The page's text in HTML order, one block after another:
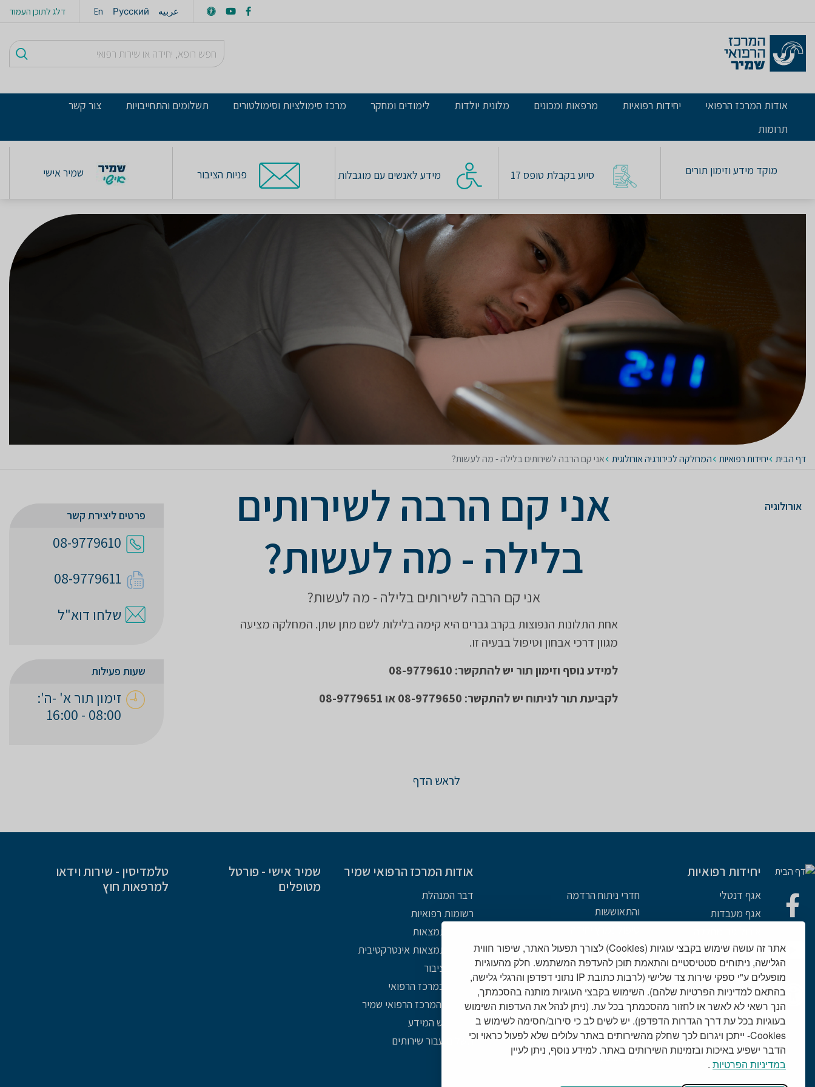
אתר זה עושה שימוש בקבצי עוגיות (Cookies) לצורך תפעול האתר, שיפור חווית
הגלישה, ניתוחים סטטיסטיים והתאמת תוכן להעדפת המשתמש. חלק מהעוגיות
מופעלים ע"י ספקי שירות צד שלישי (לרבות כתובת IP נתוני דפדפן והרגלי גלישה,
בהתאם למדיניות הפרטיות שלהם). השימוש בקבצי העוגיות מותנה בהסכמתך,
הנך רשאי לא לאשר או לחזור מהסכמתך בכל עת. (ניתן לנהל את העדפות השימוש
בעוגיות בכל עת דרך הגדרות הדפדפן). יש לשים לב כי סירוב/חסימה לשימוש ב
Cookies- ייתכן ויגרום לכך שחלק מהשירותים באתר עלולים שלא לפעול כראוי וכי
הדבר ישפיע באיכות ובזמינות השירותים באתר. למידע נוסף, ניתן לעיין
במדיניות הפרטיות .
דלג לתוכן העמוד En Русский عربيه
אודות המרכז הרפואי יחידות רפואיות מרפאות ומכונים מלונית יולדות לימודים ומחקר מרכז סימולציות וסימולטורים תשלומים והתחייבויות
צור קשר
תרומות
מוקד מידע וזימון תורים סיוע בקבלת טופס 17 מידע לאנשים עם מוגבלות פניות הציבור שמיר אישי
דף הבית יחידות רפואיות המחלקה לכירורגיה אורולוגית אני קם הרבה לשירותים בלילה - מה לעשות?
אורולוגיה
אני קם הרבה לשירותים
בלילה - מה לעשות?
אני קם הרבה לשירותים בלילה - מה לעשות?
אחת התלונות הנפוצות בקרב גברים היא קימה בלילות לשם מתן שתן. המחלקה מציעה
מגוון דרכי אבחון וטיפול בבעיה זו.
למידע נוסף וזימון תור יש להתקשר: 08-9779610
לקביעת תור לניתוח יש להתקשר: 08-9779650 או 08-9779651
לראש הדף
פרטים ליצירת קשר
08-9779610
08-9779611
שלחו דוא"ל
שעות פעילות
זימון תור א' -ה':
08:00 - 16:00
יחידות רפואיות
אגף דנטלי
אגף מעבדות
אורתופדיה חטיבה
אף אוזן גרון חטיבה
ילדים חטיבה
כירורגיה חטיבה
נשים ויולדות חטיבה
פנימית חטיבה
חדרי ניתוח הרדמה
והתאוששות
מחלקות מנתחות
מערך הדימות
מערך המטולוגי
מערך הנוירולוגי
מערך עיניים
מערך קרדיולוגי
פיזיותרפיה
אודות המרכז הרפואי שמיר
דבר המנהלת
רשומות רפואיות
מפת התמצאות
מפת התמצאות אינטרקטיבית
פניות הציבור
אתיקה במרכז הרפואי
תולדות המרכז הרפואי שמיר
חוק חופש המידע
תשלום עבור שירותים
שמיר אישי - פורטל
מטופלים
טלמדיסין - שירות וידאו
למרפאות חוץ